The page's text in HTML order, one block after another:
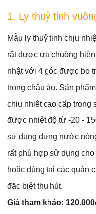
1. Ly thuỷ tinh
Mẫu ly thuỷ tinh chịu
rất được ưa chuộng
nhật với 4 góc được bo
trọng châu âu. Sản
chịu nhiệt cao cấp trong
được nhiệt độ từ -20 -
sử dụng đựng nước
rất phù hợp sử dụng
hoặc dùng tại các quán
đặc biệt thu hút.
Giá tham khảo: